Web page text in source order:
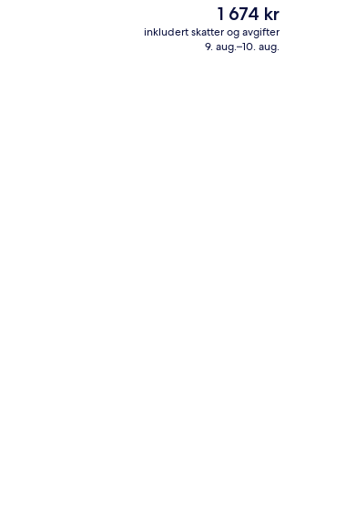
Bygningsdesign
Den
nåværende
prisen
1 674 kr
inkludert skatter og avgifter
9. aug.–10. aug.